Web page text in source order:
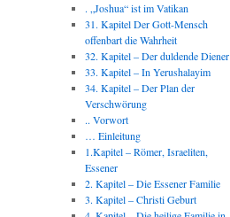
. „Joshua“ ist im Vatikan
31. Kapitel Der Gott-Mensch
offenbart die Wahrheit
32. Kapitel – Der duldende Diener
33. Kapitel – In Yerushalayim
34. Kapitel – Der Plan der
Verschwörung
.. Vorwort
… Einleitung
1.Kapitel – Römer, Israeliten,
Essener
2. Kapitel – Die Essener Familie
3. Kapitel – Christi Geburt